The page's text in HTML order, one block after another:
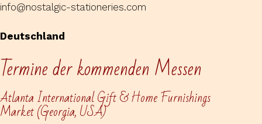
info@nostalgic-stationeries.com
Deutschland
Termine der kommenden Messen
Atlanta International Gift & Home Furnishings
Market (Georgia, USA)